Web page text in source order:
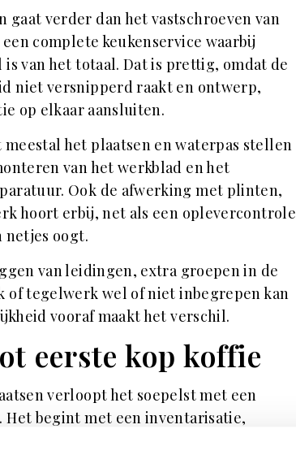
gaat verder dan het vastschroeven van
complete keukenservice waarbij
van het totaal. Dat is prettig, omdat de
niet versnipperd raakt en ontwerp,
op elkaar aansluiten.
het plaatsen en waterpas stellen
van het werkblad en het
Ook de afwerking met plinten,
hoort erbij, net als een oplevercontrole
netjes oogt.
van leidingen, extra groepen in de
of tegelwerk wel of niet inbegrepen kan
vooraf maakt het verschil.
eerste kop koffie
verloopt het soepelst met een
begint met een inventarisatie,